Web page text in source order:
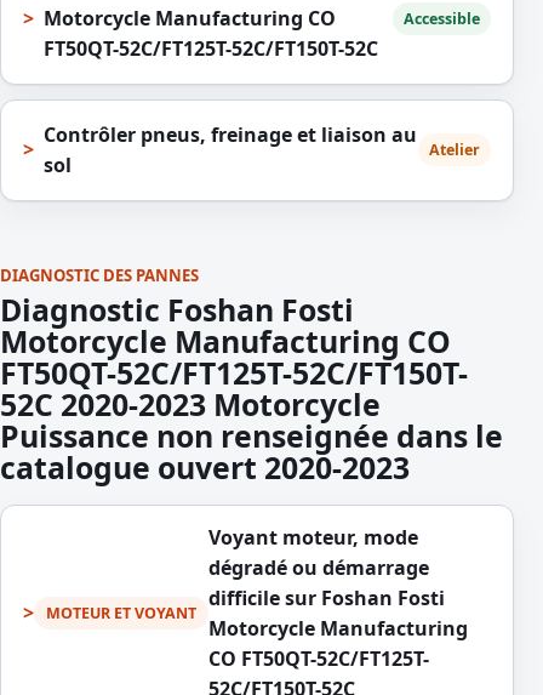
Motorcycle Manufacturing CO
FT50QT-52C/FT125T-52C/FT150T-52C
Accessible
Contrôler pneus, freinage et liaison au
sol
Atelier
DIAGNOSTIC DES PANNES
Diagnostic Foshan Fosti
Motorcycle Manufacturing CO
FT50QT-52C/FT125T-52C/FT150T-
52C 2020-2023 Motorcycle
Puissance non renseignée dans le
catalogue ouvert 2020-2023
MOTEUR ET VOYANT
Voyant moteur, mode
dégradé ou démarrage
difficile sur Foshan Fosti
Motorcycle Manufacturing
CO FT50QT-52C/FT125T-
52C/FT150T-52C